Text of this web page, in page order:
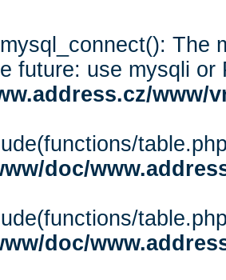
The
future: use mysqli or
www/
doc/
doc/